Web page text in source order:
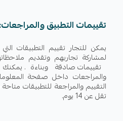
تقييمات التطبيق والمراجعات:
يمكن للتجار تقييم التطبيقات
لمشاركة تجاربهم وتقديم
تقييمات صادقة وبناءة.
والمراجعات داخل صفحة
التقييم والمراجعة للتطبيقات
تقل عن 14 يوم.